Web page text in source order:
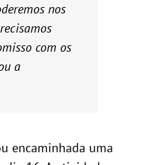
nos
com os
a
encaminhada uma